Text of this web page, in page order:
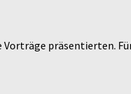
präsentierten.